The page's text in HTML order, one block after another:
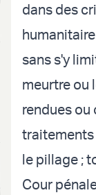
dans des
sans s'y
meurtre ou
rendues ou
traitements
le pillage ;
Cour